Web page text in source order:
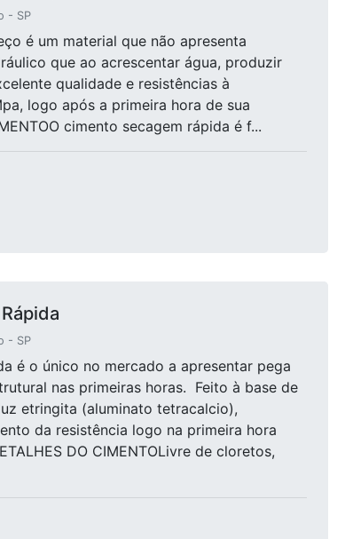
- SP
é um material que não apresenta
que ao acrescentar água, produzir
qualidade e resistências à
logo após a primeira hora de sua
cimento secagem rápida é f...
- SP
é o único no mercado a apresentar pega
nas primeiras horas. Feito à base de
etringita (aluminato tetracalcio),
da resistência logo na primeira hora
DO CIMENTOLivre de cloretos,